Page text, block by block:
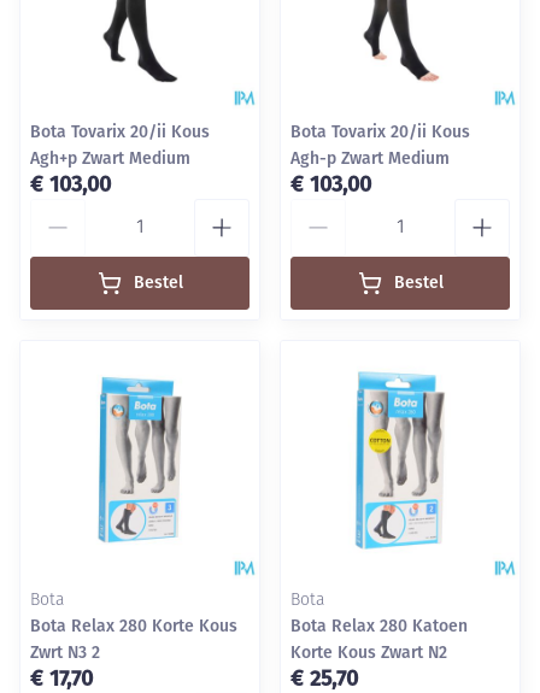
Bota Tovarix 20/ii Kous
Agh+p Zwart Medium
€ 103,00
Bestel
Bota Tovarix 20/ii Kous
Agh-p Zwart Medium
€ 103,00
Bestel
Bota
Bota Relax 280 Korte Kous
Zwrt N3 2
€ 17,70
Bota
Bota Relax 280 Katoen
Korte Kous Zwart N2
€ 25,70